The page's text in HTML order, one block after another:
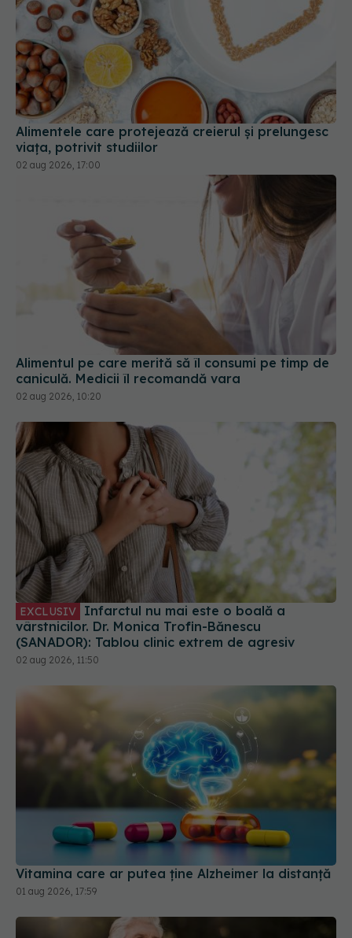
Alimentele care protejează creierul și prelungesc
viața, potrivit studiilor
02 aug 2026, 17:00
Alimentul pe care merită să îl consumi pe timp de
caniculă. Medicii îl recomandă vara
02 aug 2026, 10:20
EXCLUSIV
vârstnicilor. Dr. Monica Trofin-Bănescu
(SANADOR): Tablou clinic extrem de agresiv
02 aug 2026, 11:50
Vitamina care ar putea ține Alzheimer la distanță
01 aug 2026, 17:59